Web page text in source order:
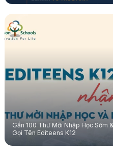
Gần 100 Thư Mời Nhập Học Sớm
Gọi Tên Editeens K12